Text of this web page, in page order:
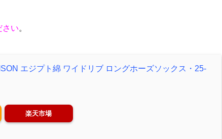
さい。
エジプト綿 ワイドリブ ロングホーズソックス・25-
楽天市場